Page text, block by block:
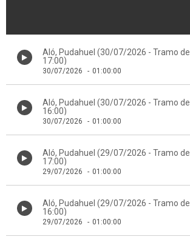
Aló, Pudahuel (30/07/2026 - Tramo
17:00)
30/07/2026 - 01:00:00
Aló, Pudahuel (30/07/2026 - Tramo
16:00)
30/07/2026 - 01:00:00
Aló, Pudahuel (29/07/2026 - Tramo
17:00)
29/07/2026 - 01:00:00
Aló, Pudahuel (29/07/2026 - Tramo
16:00)
29/07/2026 - 01:00:00